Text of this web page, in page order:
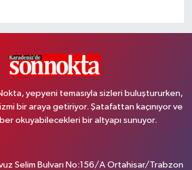
yepyeni temasıyla sizleri buluştururken,
bir araya getiriyor. Şatafattan kaçınıyor ve
okuyabilecekleri bir altyapı sunuyor.
Selim Bulvarı No:156/A Ortahisar/Trabzon